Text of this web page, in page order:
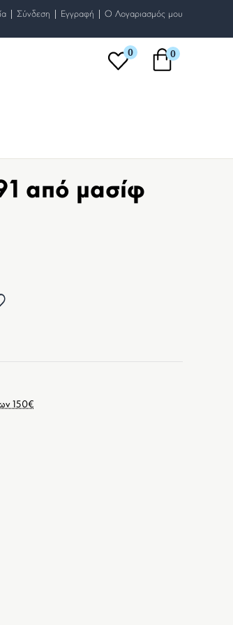
| Σύνδεση | Εγγραφή | O Λογαριασμός μου
0 0
από μασίφ
150€